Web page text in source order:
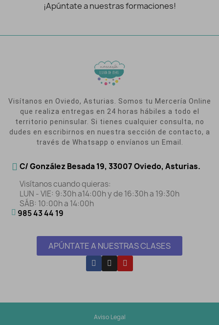
¡Apúntate a nuestras formaciones!
Visítanos en Oviedo, Asturias. Somos tu Mercería Online
que realiza entregas en 24 horas hábiles a todo el
territorio peninsular. Si tienes cualquier consulta, no
dudes en escribirnos en nuestra sección de contacto, a
través de Whatsapp o envíanos un Email.
C/ González Besada 19, 33007 Oviedo, Asturias.
Visítanos cuando quieras:
LUN - VIE: 9:30h a14:00h y de 16:30h a 19:30h
SÁB: 10:00h a 14:00h
985 43 44 19
APÚNTATE A NUESTRAS CLASES
Aviso Legal